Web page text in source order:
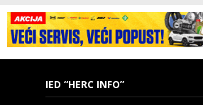
IED “HERC INFO”